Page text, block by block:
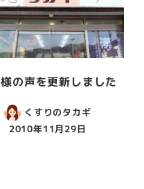
の声を更新しました
くすりのタカギ
2010年11月29日